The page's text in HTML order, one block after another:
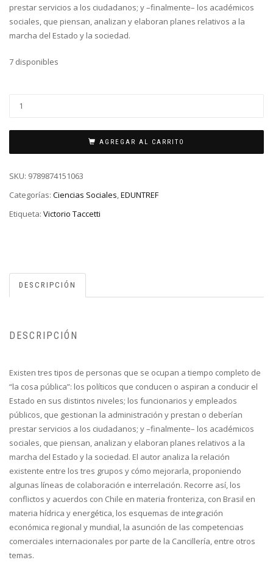
prestar servicios a los ciudadanos; y –finalmente– los académicos
sociales, que piensan, analizan y elaboran planes relativos a la
marcha del Estado y la sociedad.
7 disponibles
AGREGAR AL CARRITO
SKU: 9789874151063
Categorías: Ciencias Sociales,EDUNTREF
Etiqueta: Victorio Taccetti
DESCRIPCIÓN
DESCRIPCIÓN
Existen tres tipos de personas que se ocupan a tiempo completo de
“la cosa pública”: los políticos que conducen o aspiran a conducir el
Estado en sus distintos niveles; los funcionarios y empleados
públicos, que gestionan la administración y prestan o deberían
prestar servicios a los ciudadanos; y –finalmente– los académicos
sociales, que piensan, analizan y elaboran planes relativos a la
marcha del Estado y la sociedad. El autor analiza la relación
existente entre los tres grupos y cómo mejorarla, proponiendo
algunas líneas de colaboración e interrelación. Recorre así, los
conflictos y acuerdos con Chile en materia fronteriza, con Brasil en
materia hídrica y energética, los esquemas de integración
económica regional y mundial, la asunción de las competencias
comerciales internacionales por parte de la Cancillería, entre otros
temas.